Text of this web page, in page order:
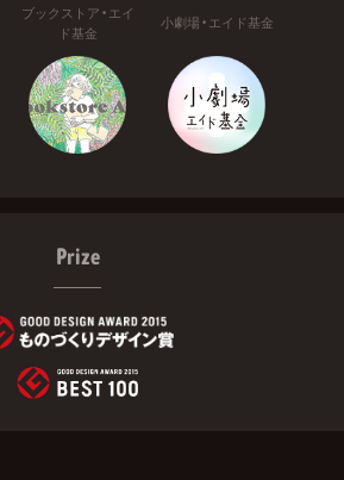
ブックストア・エイ
ド基金
小劇場・エイド基金
Prize